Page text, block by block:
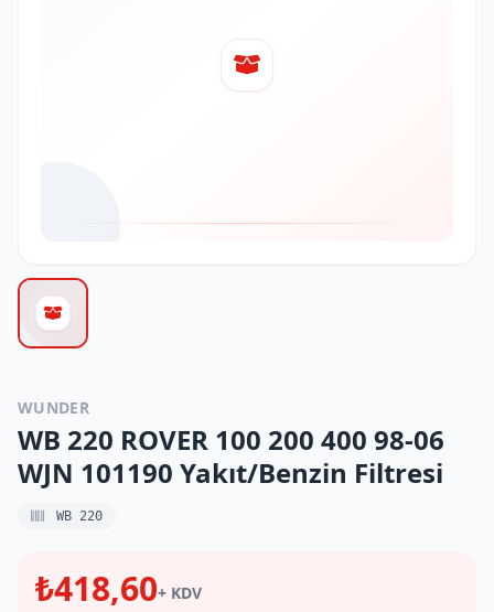
WUNDER
WB 220 ROVER 100 200 400 98-06
WJN 101190 Yakıt/Benzin Filtresi
WB 220
₺418,60+ KDV